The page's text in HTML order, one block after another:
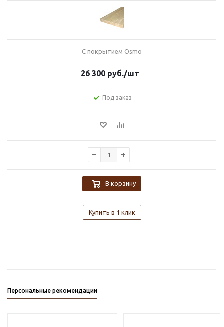
С покрытием Osmo
26 300 руб./шт
Под заказ
В корзину
Купить в 1 клик
Персональные рекомендации